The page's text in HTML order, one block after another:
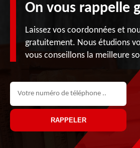
On vous rappelle
Laissez vos coordonnées et
gratuitement. Nous étudions
vous conseillons la meilleure